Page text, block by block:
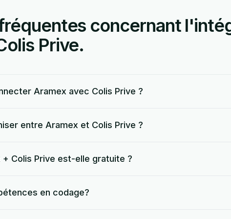
concernant
Prive.
Aramex avec Colis Prive ?
entre Aramex et Colis Prive ?
Colis Prive est-elle gratuite ?
en codage?